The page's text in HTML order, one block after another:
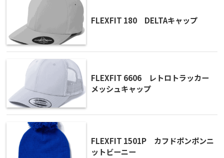
FLEXFIT 180 DELTAキャップ
FLEXFIT 6606 レトロトラッカー
メッシュキャップ
FLEXFIT 1501P カフドポンポンニ
ットビーニー